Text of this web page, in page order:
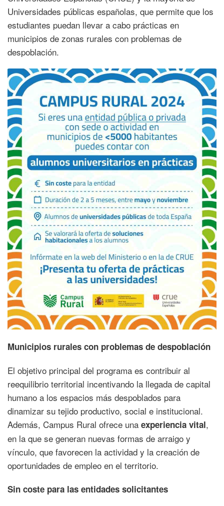
Universidades públicas españolas, que permite que los
estudiantes puedan llevar a cabo prácticas en
municipios de zonas rurales con problemas de
despoblación.
Municipios rurales con problemas de despoblación
El objetivo principal del programa es contribuir al
reequilibrio territorial incentivando la llegada de capital
humano a los espacios más despoblados para
dinamizar su tejido productivo, social e institucional.
Además, Campus Rural ofrece una experiencia vital,
en la que se generan nuevas formas de arraigo y
vínculo, que favorecen la actividad y la creación de
oportunidades de empleo en el territorio.
Sin coste para las entidades solicitantes